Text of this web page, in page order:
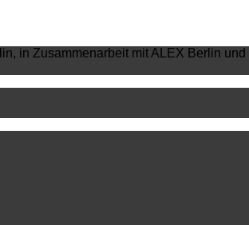
in Zusammenarbeit mit ALEX Berlin